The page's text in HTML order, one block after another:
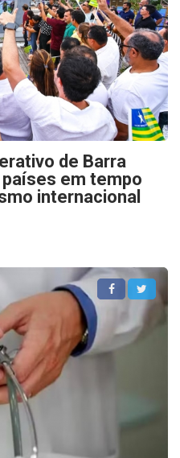
de Barra
em tempo
internacional